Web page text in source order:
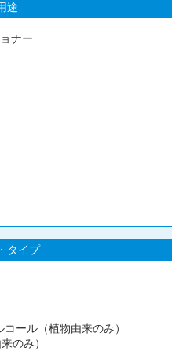
途
ナー
タイプ
ール（植物由来のみ）
のみ）